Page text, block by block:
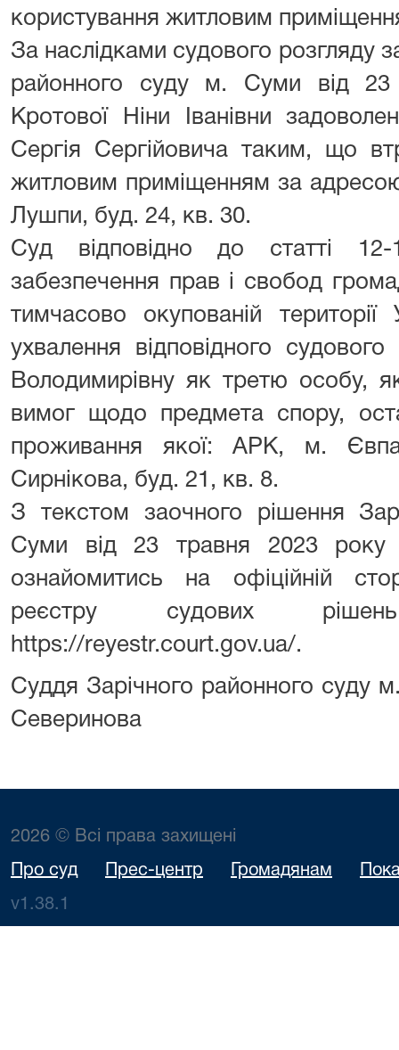
користування житловим
За наслідками судового розгляду
районного суду м. Суми від
Кротової Ніни Іванівни
Сергія Сергійовича таким, що
житловим приміщенням за
Лушпи, буд. 24, кв. 30.
Суд відповідно до статті
забезпечення прав і свобод
тимчасово окупованій
ухвалення відповідного
Володимирівну як третю особу,
вимог щодо предмета спору,
проживання якої: АРК, м.
Сирнікова, буд. 21, кв. 8.
З текстом заочного рішення
Суми від 23 травня 2023 року
ознайомитись на офіційній
реєстру судових
https://reyestr.court.gov.ua/.
Суддя Зарічного
Северинова
2026 © Всі права захищені
Про суд Прес-центр Громадянам
v1.38.1